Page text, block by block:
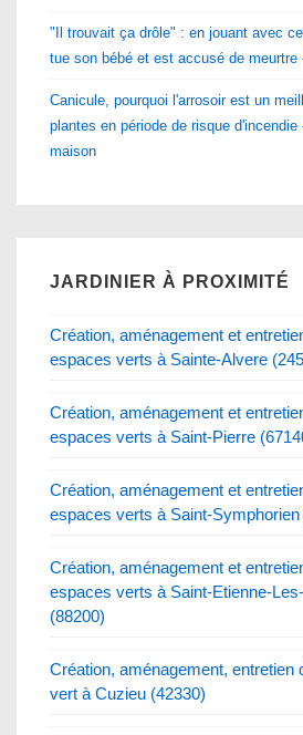
"Il trouvait ça drôle" : en jouant avec
tue son bébé et est accusé de meurtre
Canicule, pourquoi l'arrosoir est un
plantes en période de risque
maison
JARDINIER À PROXIMITÉ
Création, aménagement et
espaces verts à Sainte-Alvere
Création, aménagement et
espaces verts à Saint-Pierre
Création, aménagement et
espaces verts à Saint-Symphorien
Création, aménagement et
espaces verts à Saint-Etienne-
(88200)
Création, aménagement, entretien
vert à Cuzieu (42330)